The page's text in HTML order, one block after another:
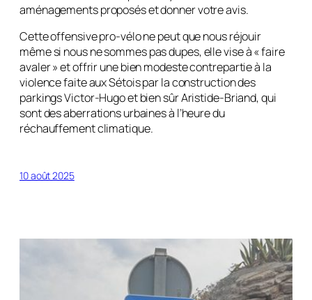
aménagements proposés et donner votre avis.
Cette offensive pro-vélo ne peut que nous réjouir
même si nous ne sommes pas dupes, elle vise à «faire
avaler» et offrir une bien modeste contrepartie à la
violence faite aux Sétois par la construction des
parkings Victor-Hugo et bien sûr Aristide-Briand, qui
sont des aberrations urbaines à l’heure du
réchauffement climatique.
10 août 2025